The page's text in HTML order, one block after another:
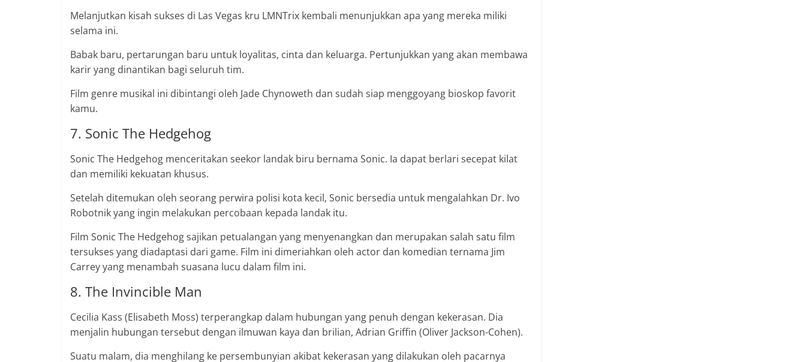
Melanjutkan kisah sukses di Las Vegas kru LMNTrix kembali menunjukkan apa yang mereka miliki
selama ini.
Babak baru, pertarungan baru untuk loyalitas, cinta dan keluarga. Pertunjukkan yang akan membawa
karir yang dinantikan bagi seluruh tim.
Film genre musikal ini dibintangi oleh Jade Chynoweth dan sudah siap menggoyang bioskop favorit
kamu.
7. Sonic The Hedgehog
Sonic The Hedgehog menceritakan seekor landak biru bernama Sonic. Ia dapat berlari secepat kilat
dan memiliki kekuatan khusus.
Setelah ditemukan oleh seorang perwira polisi kota kecil, Sonic bersedia untuk mengalahkan Dr. Ivo
Robotnik yang ingin melakukan percobaan kepada landak itu.
Film Sonic The Hedgehog sajikan petualangan yang menyenangkan dan merupakan salah satu film
tersukses yang diadaptasi dari game. Film ini dimeriahkan oleh actor dan komedian ternama Jim
Carrey yang menambah suasana lucu dalam film ini.
8. The Invincible Man
Cecilia Kass (Elisabeth Moss) terperangkap dalam hubungan yang penuh dengan kekerasan. Dia
menjalin hubungan tersebut dengan ilmuwan kaya dan brilian, Adrian Griffin (Oliver Jackson-Cohen).
Suatu malam, dia menghilang ke persembunyian akibat kekerasan yang dilakukan oleh pacarnya